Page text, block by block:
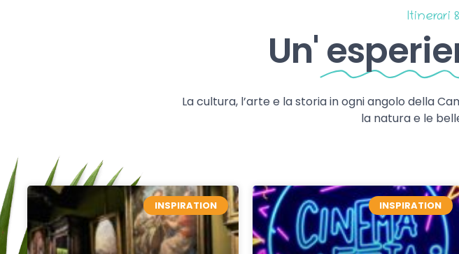
Itinerari
Un'
La cultura, l’arte e la storia in ogni angolo della
la natura e le
INSPIRATION INSPIRATION